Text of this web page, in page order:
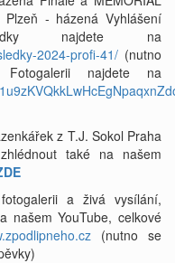
- házená Vyhlášení
najdete na
2024-profi-41/ (nutno
Fotogalerii najdete na
z T.J. Sokol Praha
také na našem
a živá vysílání,
našem YouTube, celkové
(nutno se